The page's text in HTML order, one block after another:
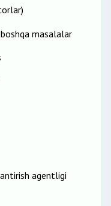
masalalar
agentligi